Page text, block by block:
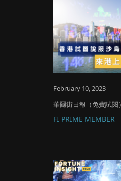
February 10, 2023
華爾街日報（免費試閱）
FI PRIME MEMBER